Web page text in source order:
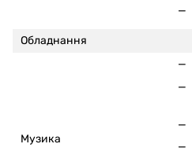
Обладнання
Музика